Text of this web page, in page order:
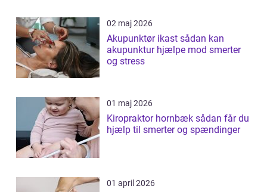
02 maj 2026
Akupunktør ikast sådan kan
akupunktur hjælpe mod smerter
og stress
01 maj 2026
Kiropraktor hornbæk sådan får du
hjælp til smerter og spændinger
01 april 2026